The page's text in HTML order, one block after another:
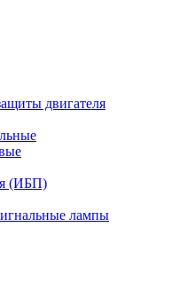
двигателя
(ИБП)
лампы